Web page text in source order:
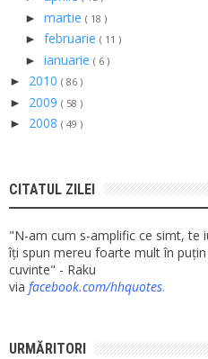
► martie ( 18 )
► februarie ( 11 )
► ianuarie ( 6 )
► 2010 ( 86 )
► 2009 ( 58 )
► 2008 ( 49 )
CITATUL ZILEI
"N-am cum s-amplific ce simt, te
îți spun mereu foarte mult în
cuvinte" - Raku
via facebook.com/hhquotes.
URMĂRITORI